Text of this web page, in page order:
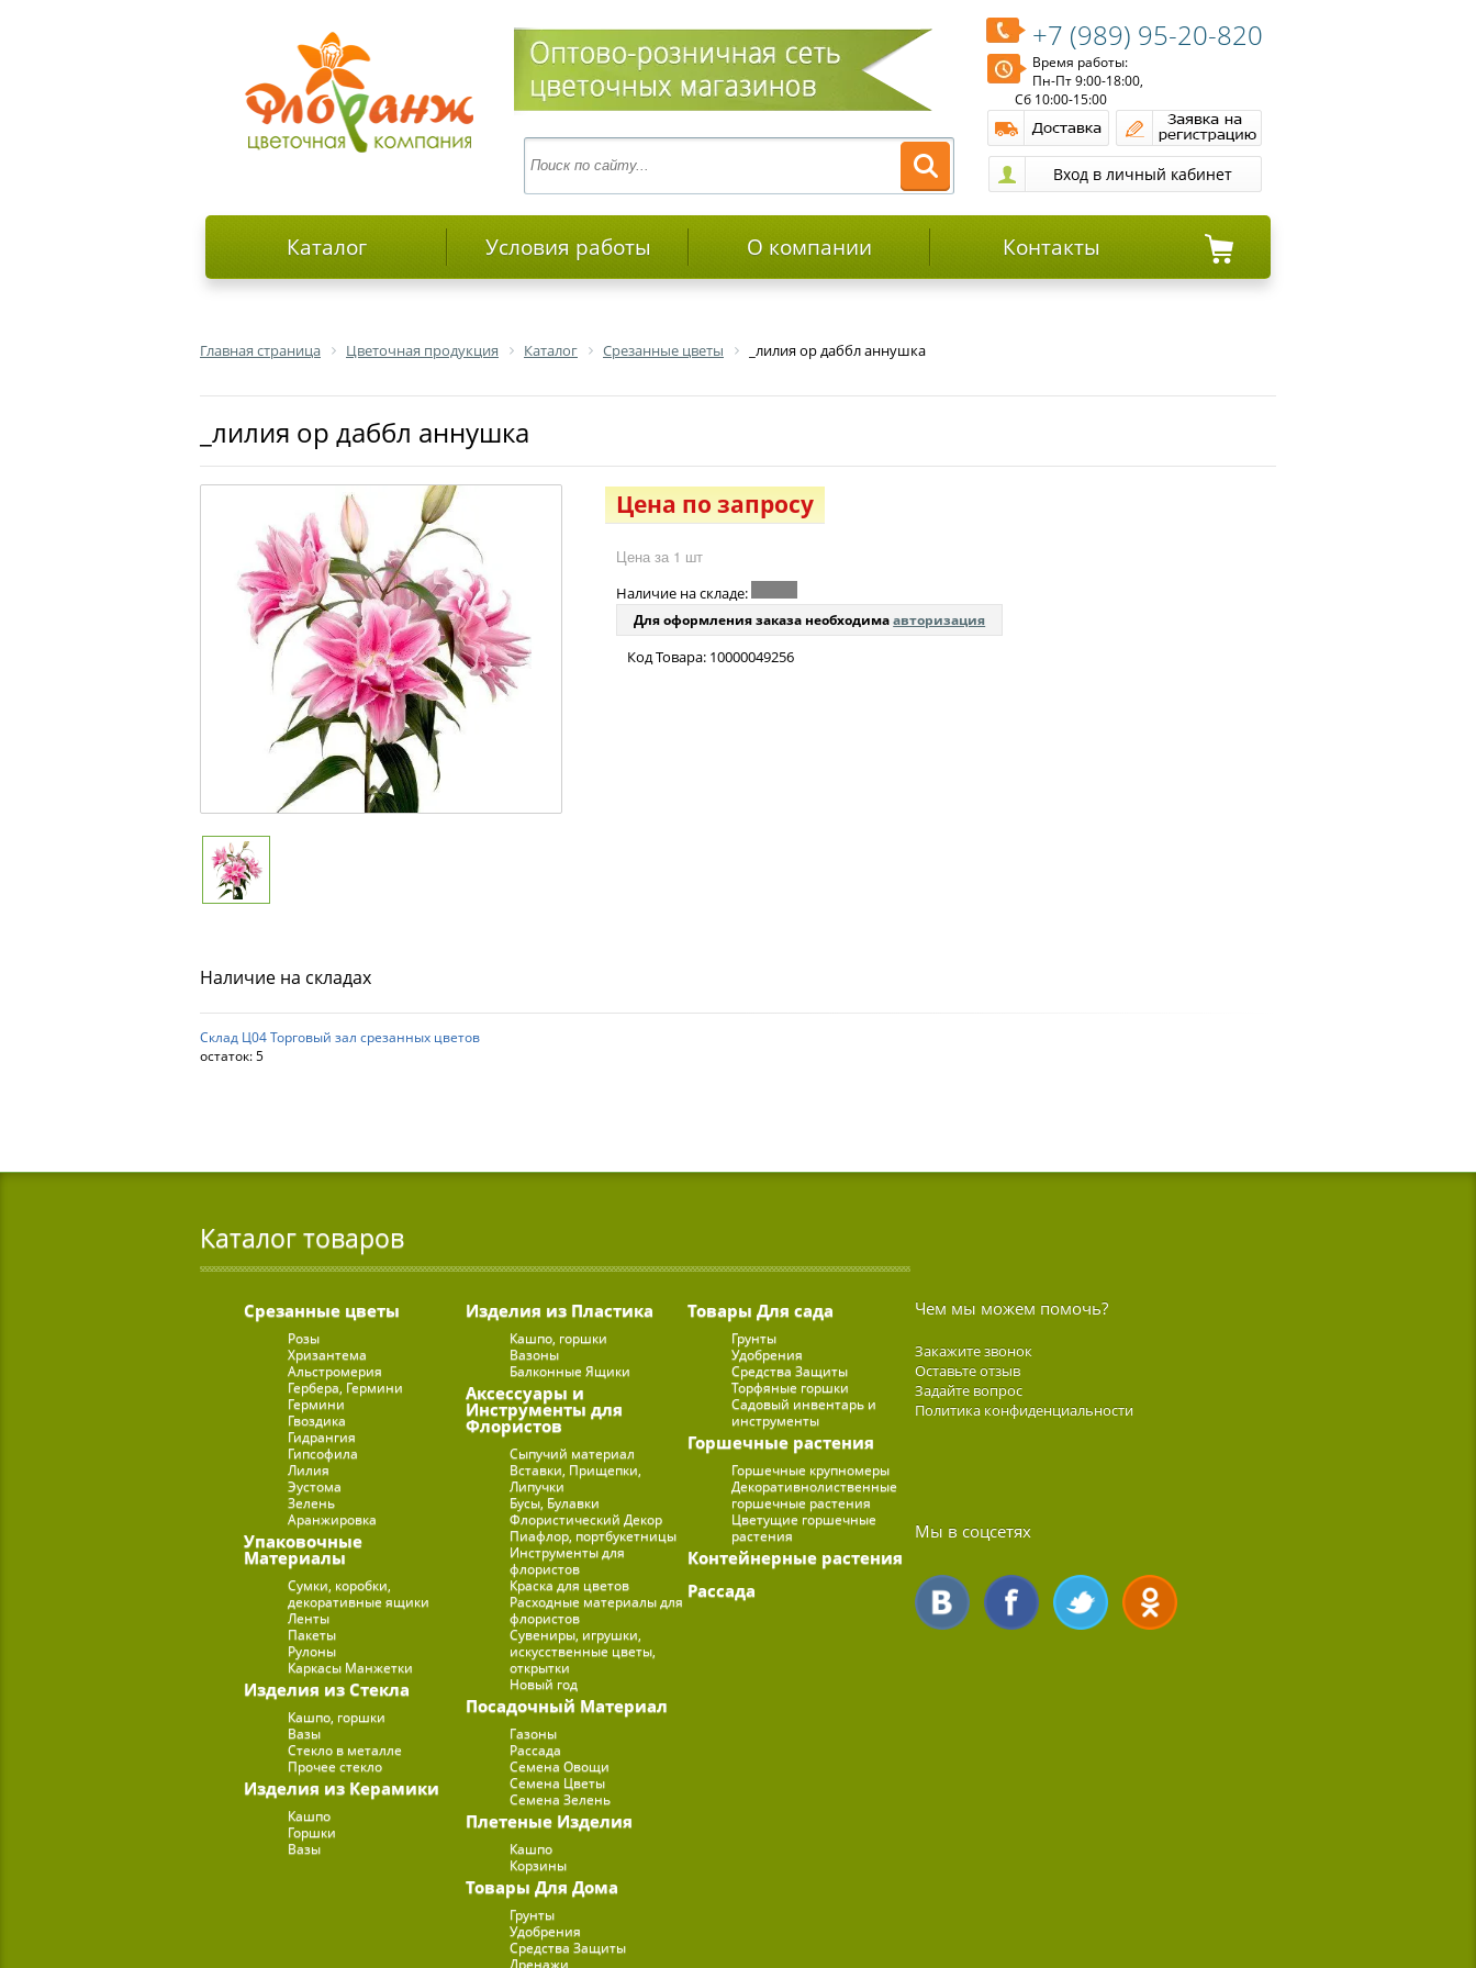
+7 (989) 95-20-820
Время работы:
Пн-Пт 9:00-18:00,
Сб 10:00-15:00
Каталог Условия работы О компании Контакты
Главная страница Цветочная продукция Каталог Срезанные цветы _лилия ор даббл аннушка
_лилия ор даббл аннушка
Цена по запросу
Цена за 1 шт
Наличие на складе:
Для оформления заказа необходимаавторизация
Код Товара: 10000049256
Наличие на складах
Склад Ц04 Торговый зал срезанных цветов
остаток:5
Каталог товаров
Срезанные цветы
Розы
Хризантема
Альстромерия
Гербера, Гермини
Гермини
Гвоздика
Гидрангия
Гипсофила
Лилия
Эустома
Зелень
Аранжировка
Упаковочные
Материалы
Сумки, коробки,
декоративные ящики
Ленты
Пакеты
Рулоны
Каркасы Манжетки
Изделия из Стекла
Кашпо, горшки
Вазы
Стекло в металле
Прочее стекло
Изделия из Керамики
Кашпо
Горшки
Вазы
Изделия из Пластика
Кашпо, горшки
Вазоны
Балконные Ящики
Аксессуары и
Инструменты для
Флористов
Сыпучий материал
Вставки, Прищепки,
Липучки
Бусы, Булавки
Флористический Декор
Пиафлор, портбукетницы
Инструменты для
флористов
Краска для цветов
Расходные материалы для
флористов
Сувениры, игрушки,
искусственные цветы,
открытки
Новый год
Посадочный Материал
Газоны
Рассада
Семена Овощи
Семена Цветы
Семена Зелень
Плетеные Изделия
Кашпо
Корзины
Товары Для Дома
Грунты
Удобрения
Средства Защиты
Дренажи
Товары Для сада
Грунты
Удобрения
Средства Защиты
Торфяные горшки
Садовый инвентарь и
инструменты
Горшечные растения
Горшечные крупномеры
Декоративнолиственные
горшечные растения
Цветущие горшечные
растения
Контейнерные растения
Рассада
Чем мы можем помочь?
Закажите звонок
Оставьте отзыв
Задайте вопрос
Политика конфиденциальности
Мы в соцсетях